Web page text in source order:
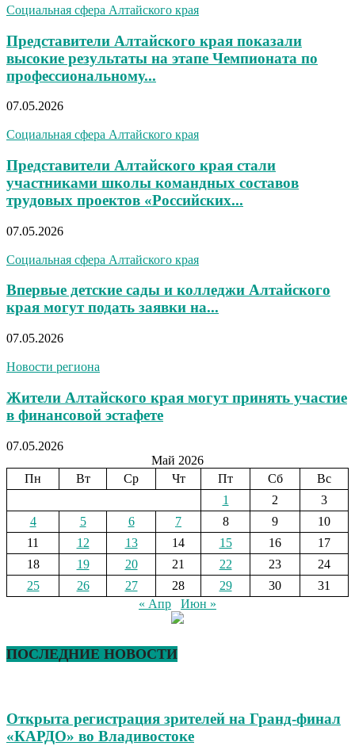
Социальная сфера Алтайского края
Представители Алтайского края показали
высокие результаты на этапе Чемпионата по
профессиональному...
07.05.2026
Социальная сфера Алтайского края
Представители Алтайского края стали
участниками школы командных составов
трудовых проектов «Российских...
07.05.2026
Социальная сфера Алтайского края
Впервые детские сады и колледжи Алтайского
края могут подать заявки на...
07.05.2026
Новости региона
Жители Алтайского края могут принять участие
в финансовой эстафете
07.05.2026
Май 2026
Пн
Вт Ср Чт Пт Сб
Вс
1
2
3
4
5 6 7 8 9
10
11
12 13 14 15 16
17
18
19 20 21 22 23
24
25
26 27 28 29 30
31
« Апр
Июн »
ПОСЛЕДНИЕ НОВОСТИ
Открыта регистрация зрителей на Гранд-финал
«КАРДО» во Владивостоке